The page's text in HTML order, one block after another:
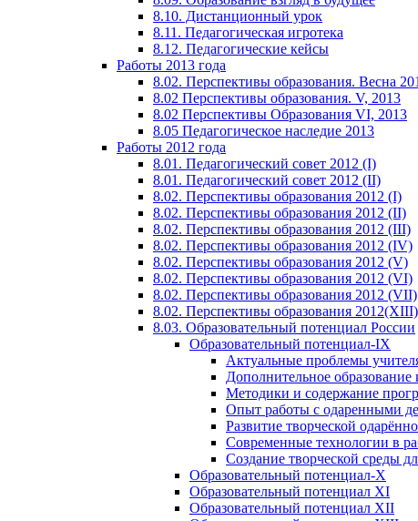
8.10. Дистанционный урок
8.11. Педагогическая игротека
8.12. Педагогические кейсы
Работы 2013 года
8.02. Перспективы образования. Весна
8.02 Перспективы образования. V, 2013
8.02 Перспективы Образования VI, 2013
8.05 Педагогическое наследие 2013
Работы 2012 года
8.01. Педагогический совет 2012 (I)
8.01. Педагогический совет 2012 (II)
8.02. Перспективы образования 2012 (I)
8.02. Перспективы образования 2012 (II)
8.02. Перспективы образования 2012 (III)
8.02. Перспективы образования 2012 (IV)
8.02. Перспективы образования 2012 (V)
8.02. Перспективы образования 2012 (VI)
8.02. Перспективы образования 2012 (VII)
8.02. Перспективы образования
8.03. Образовательный потенциал России
Образовательный потенциал-IX
Актуальные проблемы
Дополнительное
Методики и содержание
Опыт работы с одаренными
Развитие творческой
Современные технологии в
Создание творческой среды
Образовательный потенциал-X
Образовательный потенциал XI
Образовательный потенциал XII